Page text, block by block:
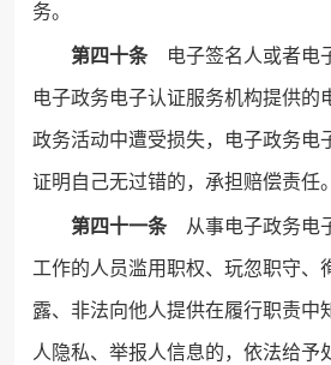
务。
第四十条电子签名人或者电
电子政务电子认证服务机构提供的
政务活动中遭受损失，电子政务电
证明自己无过错的，承担赔偿责任。
第四十一条从事电子政务电
工作的人员滥用职权、玩忽职守、
露、非法向他人提供在履行职责中
人隐私、举报人信息的，依法给予